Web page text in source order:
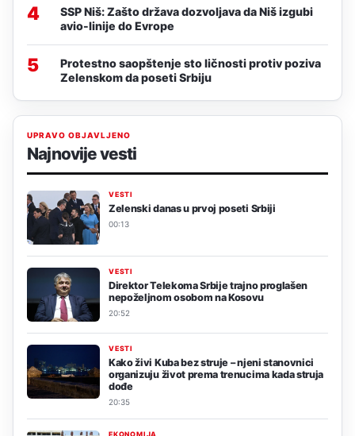
4
SSP Niš: Zašto država dozvoljava da Niš izgubi
avio-linije do Evrope
5
Protestno saopštenje sto ličnosti protiv poziva
Zelenskom da poseti Srbiju
UPRAVO OBJAVLJENO
Najnovije vesti
VESTI
Zelenski danas u prvoj poseti Srbiji
00:13
VESTI
Direktor Telekoma Srbije trajno proglašen
nepoželjnom osobom na Kosovu
20:52
VESTI
Kako živi Kuba bez struje – njeni stanovnici
organizuju život prema trenucima kada struja
dođe
20:35